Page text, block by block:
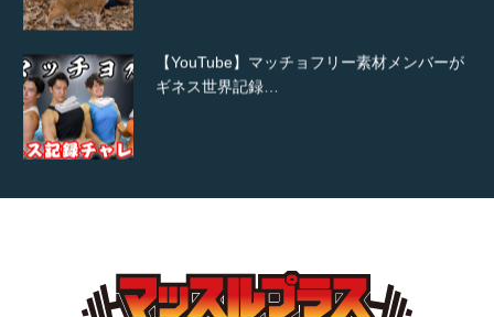
【YouTube】マッチョフリー素材メンバーが
ギネス世界記録…